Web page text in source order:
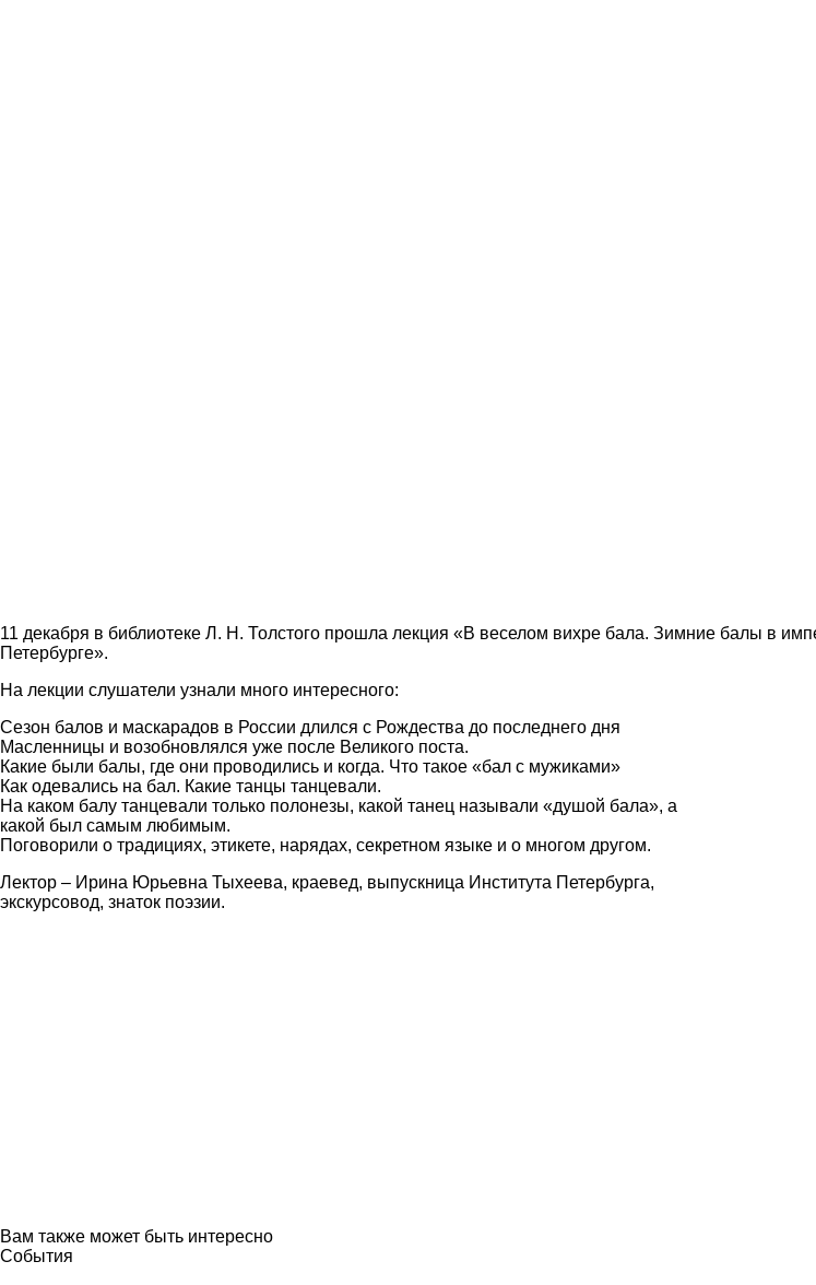
11 декабря в библиотеке Л. Н. Толстого прошла лекция «В веселом вихре бала. Зимние балы в
Петербурге».
На лекции слушатели узнали много интересного:
Сезон балов и маскарадов в России длился с Рождества до последнего дня
Масленницы и возобновлялся уже после Великого поста.
Какие были балы, где они проводились и когда. Что такое «бал с мужиками»
Как одевались на бал. Какие танцы танцевали.
На каком балу танцевали только полонезы, какой танец называли «душой бала», а
какой был самым любимым.
Поговорили о традициях, этикете, нарядах, секретном языке и о многом другом.
Лектор – Ирина Юрьевна Тыхеева, краевед, выпускница Института Петербурга,
экскурсовод, знаток поэзии.
Вам также может быть интересно
События